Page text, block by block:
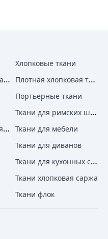
Хлопковые ткани
Тонкая хлопковая ткань Плотная хлопковая ткань
Портьерные ткани
Ткани для римских штор
Хлопковые ткани для штор
Ткани для мебели
Ткани для диванов
Ткани для кухонных стульев
Ткани хлопковая саржа
Ткани флок